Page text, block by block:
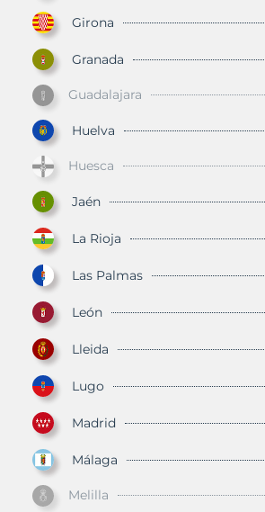
Girona
Granada
Guadalajara
Huelva
Huesca
Jaén
La Rioja
Las Palmas
León
Lleida
Lugo
Madrid
Málaga
Melilla